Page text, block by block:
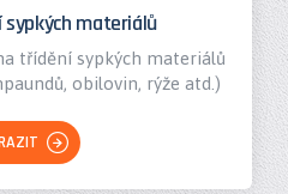
materiálů
třídění sypkých materiálů
obilovin, rýže atd.)